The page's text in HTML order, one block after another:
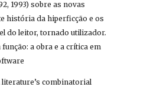
1993) sobre as novas
história da hiperficção e os
do leitor, tornado utilizador.
a obra e a crítica em
combinatorial